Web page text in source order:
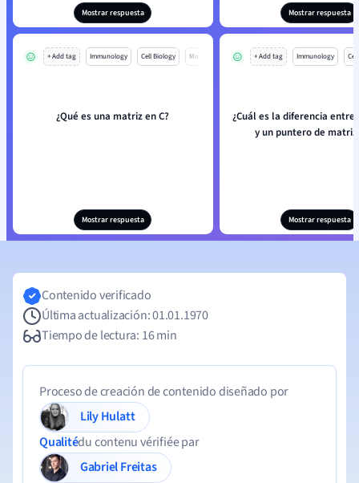
Mostrar respuesta Mostrar respuesta
+ Add tag Immunology Cell Biology Mo
¿Qué es una matriz en C?
Mostrar respuesta
+ Add tag Immunology
¿Cuál es la diferencia
y un puntero de matriz
Mostrar respuesta
Contenido verificado
Última actualización: 01.01.1970
Tiempo de lectura: 16 min
Proceso de creación de contenido diseñado por
Lily Hulatt
Qualitédu contenu vérifiée par
Gabriel Freitas